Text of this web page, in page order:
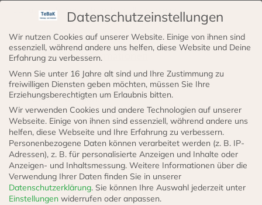
Schlauchzubehör
Schlauchschelle Sortiment
Zusätzliche Informationen
Größe wählen:
06 – 16 mm, 08 – 22 mm, 11 – 25 mm, 14 –
32 mm, 19 – 44 mm, 27 – 51 mm, 40 – 64
mm, 46 – 70 mm
Datenschutzeinstellungen
Wir nutzen Cookies auf unserer Website. Einige von ihnen sind
essenziell, während andere uns helfen, diese Website und Deine
Erfahrung zu verbessern.
Wenn Sie unter 16 Jahre alt sind und Ihre Zustimmung zu
freiwilligen Diensten geben möchten, müssen Sie Ihre
Erziehungsberechtigten um Erlaubnis bitten.
Wir verwenden Cookies und andere Technologien auf unserer
Webseite. Einige von ihnen sind essenziell, während andere uns
helfen, diese Webseite und Ihre Erfahrung zu verbessern.
Personenbezogene Daten können verarbeitet werden (z. B. IP-
Adressen), z. B. für personalisierte Anzeigen und Inhalte oder
Anzeigen- und Inhaltsmessung. Weitere Informationen über die
Verwendung Ihrer Daten finden Sie in unserer
Datenschutzerklärung. Sie können Ihre Auswahl jederzeit unter
Einstellungen widerrufen oder anpassen.